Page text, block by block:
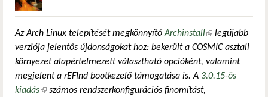
Az Arch Linux telepítését megkönnyítőArchinstall(külső
hivatkozás)
legújabb
verziója jelentős újdonságokat hoz: bekerült a COSMIC asztali
környezet alapértelmezett választható opcióként, valamint
megjelent a rEFInd bootkezelő támogatása is. A 3.0.15-ös
kiadás(külső hivatkozás)
számos rendszerkonfigurációs finomítást,